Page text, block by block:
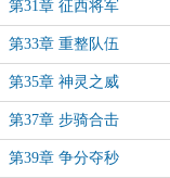
第31章 征西将军
第33章 重整队伍
第35章 神灵之威
第37章 步骑合击
第39章 争分夺秒